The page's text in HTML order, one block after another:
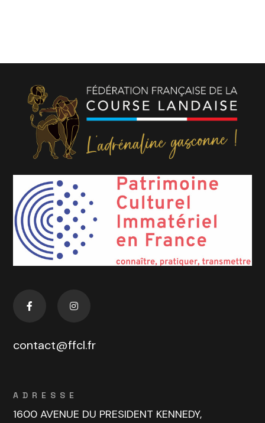
contact@ffcl.fr
ADRESSE
1600 AVENUE DU PRESIDENT KENNEDY,